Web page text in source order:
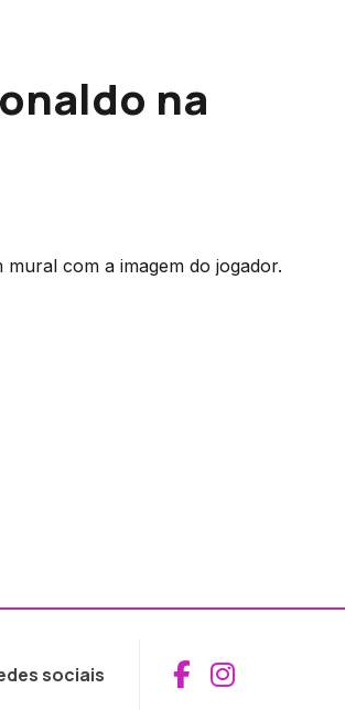
na
com a imagem do jogador.
sociais Aceder ao
Aceder